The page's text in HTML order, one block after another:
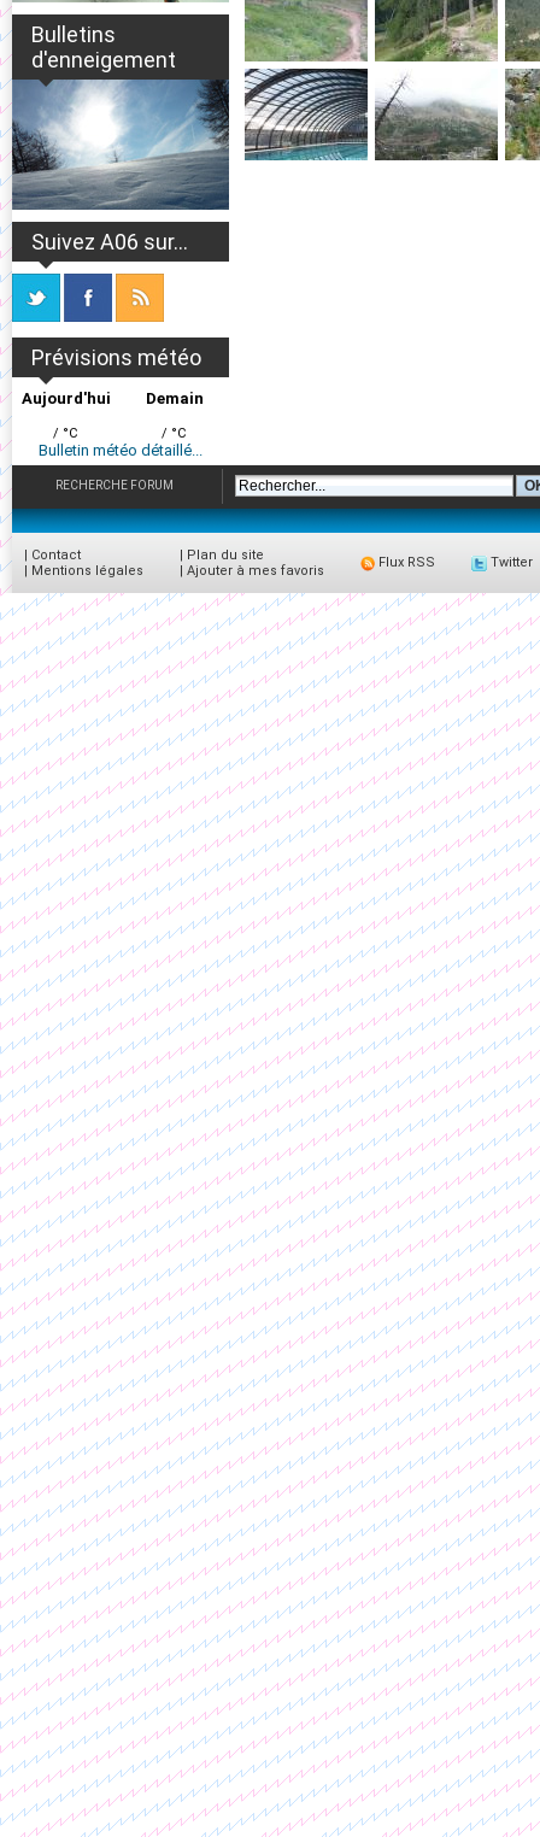
Bulletins
d'enneigement
Suivez A06 sur...
Prévisions météo
Aujourd'hui
/ °C
Demain
/ °C
Bulletin météo détaillé...
RECHERCHE FORUM
| Contact
| Mentions légales
| Plan du site
| Ajouter à mes favoris
Flux RSS Twitter